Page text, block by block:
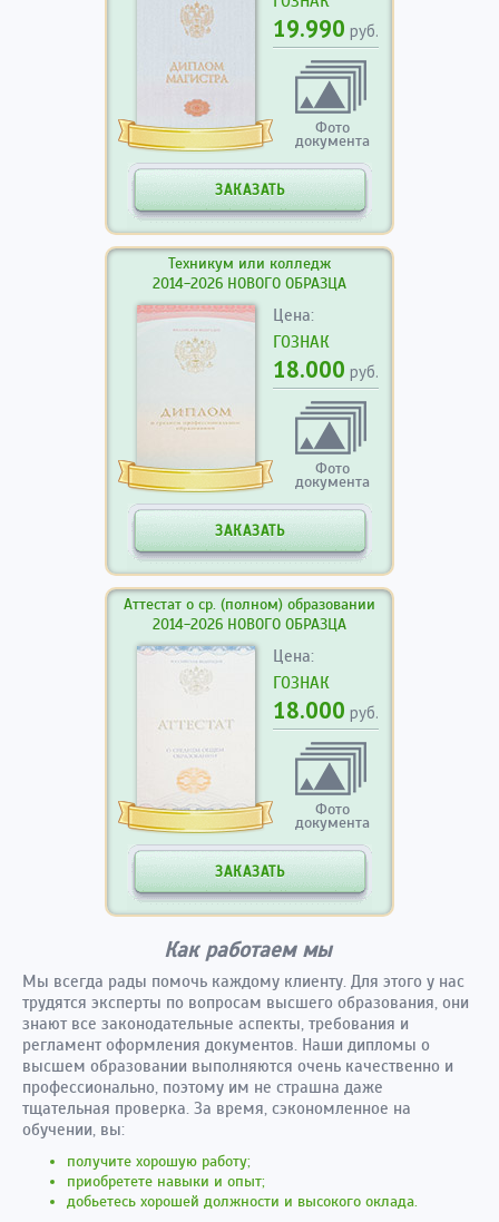
19.990 руб.
Фото
документа
ЗАКАЗАТЬ
Техникум или колледж
2014-2026 НОВОГО ОБРАЗЦА
Цена:
ГОЗНАК
18.000 руб.
Фото
документа
ЗАКАЗАТЬ
Аттестат о ср. (полном) образовании
2014-2026 НОВОГО ОБРАЗЦА
Цена:
ГОЗНАК
18.000 руб.
Фото
документа
ЗАКАЗАТЬ
Как работаем мы
Мы всегда рады помочь каждому клиенту. Для этого у нас
трудятся эксперты по вопросам высшего образования, они
знают все законодательные аспекты, требования и
регламент оформления документов. Наши дипломы о
высшем образовании выполняются очень качественно и
профессионально, поэтому им не страшна даже
тщательная проверка. За время, сэкономленное на
обучении, вы:
получите хорошую работу;
приобретете навыки и опыт;
добьетесь хорошей должности и высокого оклада.